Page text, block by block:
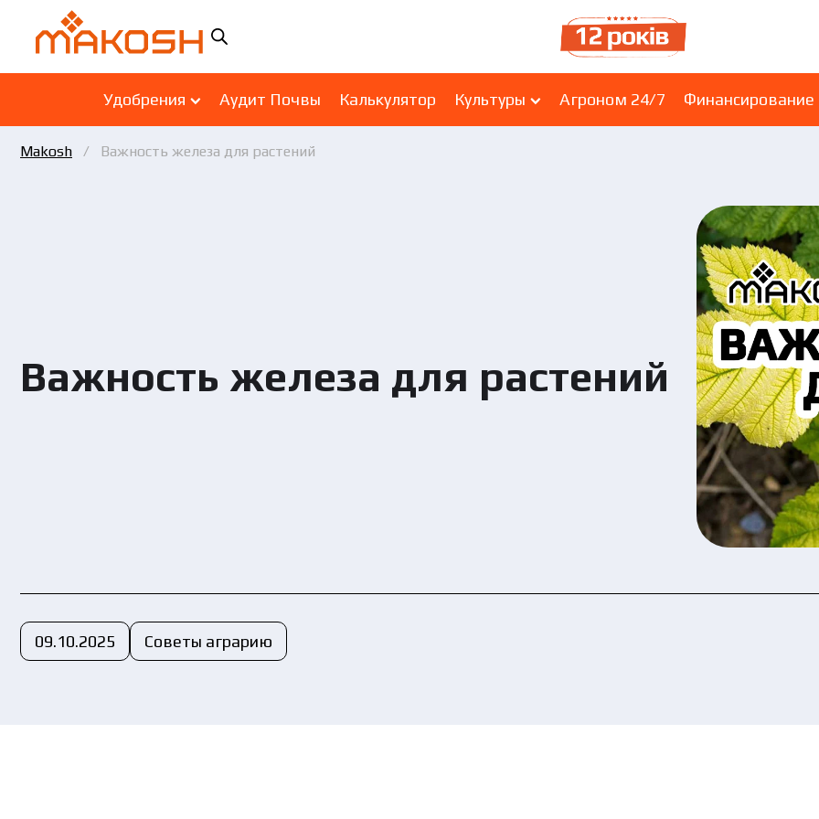
Удобрения Аудит Почвы Калькулятор Культуры Агроном 24/7 Финансирование
Makosh Важность железа для растений
Важность железа для растений
09.10.2025 Советы аграрию
Вы ознакомились и соглашаетесь с политикой